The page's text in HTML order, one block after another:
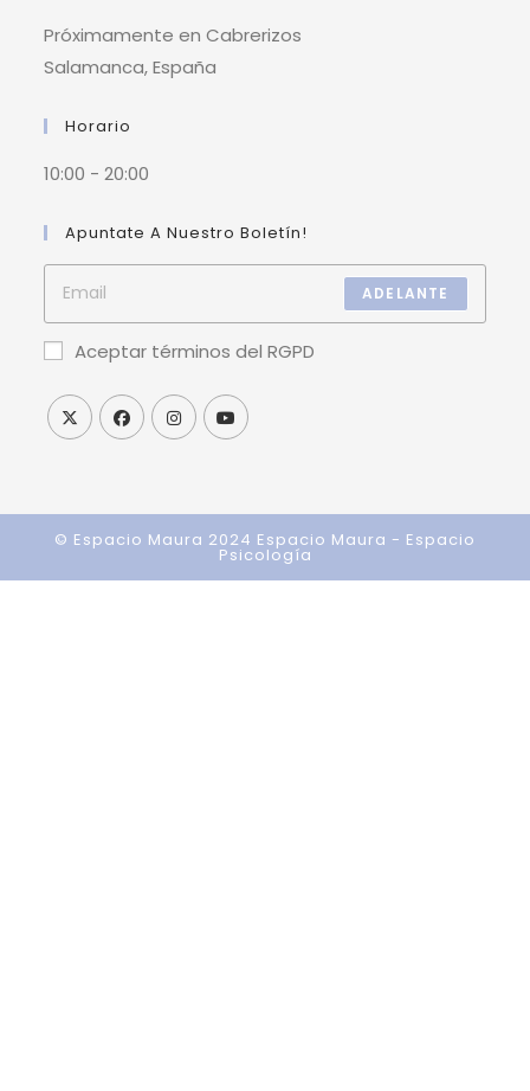
Próximamente en Cabrerizos
Salamanca, España
Horario
10:00 - 20:00
Apuntate A Nuestro Boletín!
ADELANTE
Aceptar términos del RGPD
© Espacio Maura 2024 Espacio Maura - Espacio
Psicología